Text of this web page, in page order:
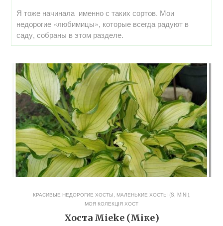
Я тоже начинала именно с таких сортов. Мои
недорогие «любимицы», которые всегда радуют в
саду, собраны в этом разделе.
КРАСИВЫЕ НЕДОРОГИЕ ХОСТЫ МАЛЕНЬКИЕ ХОСТЫ (S, MINI),
МОЯ КОЛЕКЦІЯ ХОСТ
Хоста Mieke (Міке)